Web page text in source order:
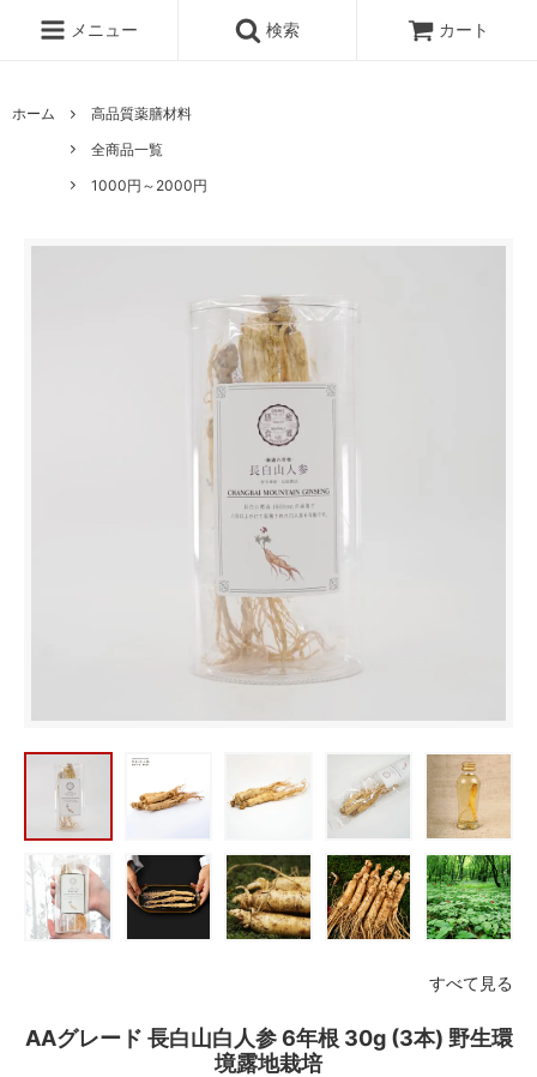
メニュー 検索 カート
ホーム
高品質薬膳材料
全商品一覧
1000円～2000円
すべて見る
AAグレード 長白山白人参 6年根 30g (3本) 野生環
境露地栽培